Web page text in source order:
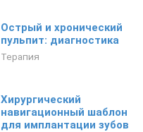
Острый и хронический
пульпит: диагностика
Терапия
Хирургический
навигационный шаблон
для имплантации зубов